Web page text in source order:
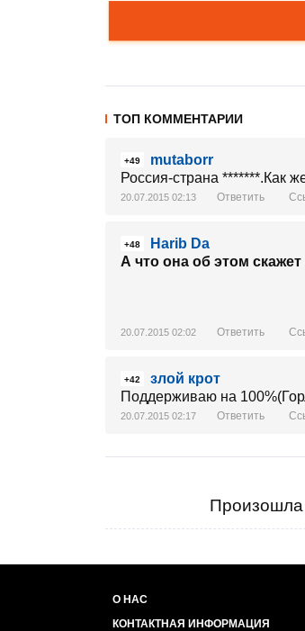
ТОП КОММЕНТАРИИ
+49
mutaborr
Россия-страна *******.Как
20.07.2015 02:13 Ответить
+48
Harib Da
А что она об этом скажет
20.07.2015 02:02 Ответить
+42
злой крот
Поддерживаю на
20.07.2015 02:17 Ответить
Произошла
О НАС
КОНТАКТНАЯ ИНФОРМАЦИЯ